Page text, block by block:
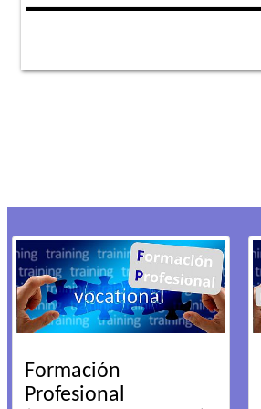
Formación
Profesional